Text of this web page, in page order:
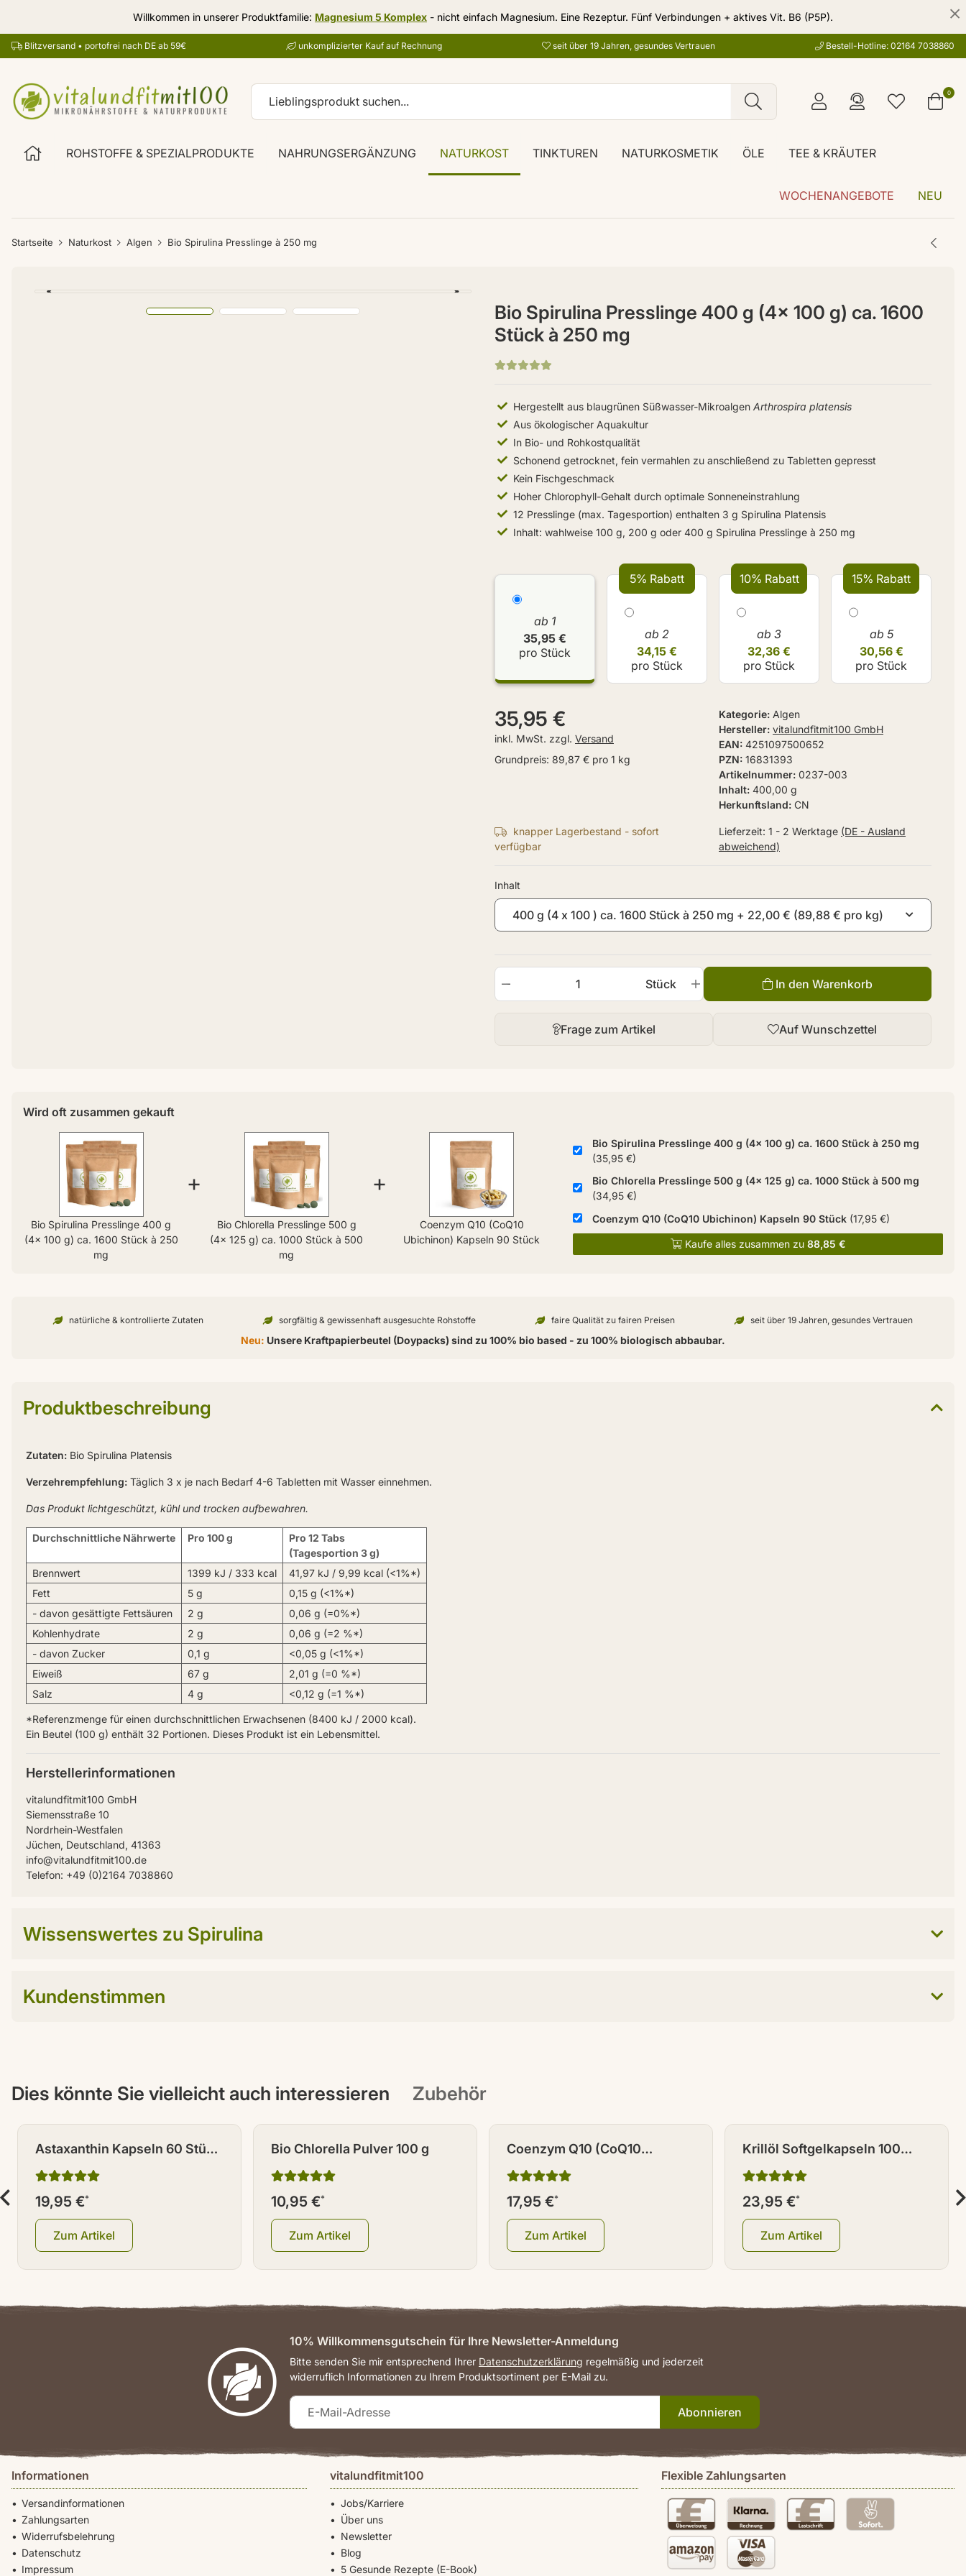
Willkommen in unserer Produktfamilie: Magnesium 5 Komplex - nicht einfach Magnesium. Eine Rezeptur. Fünf Verbindungen + aktives Vit. B6 (P5P).
Blitzversand • portofrei nach DE ab 59€ unkomplizierter Kauf auf Rechnung seit über 19 Jahren, gesundes Vertrauen Bestell-Hotline: 02164 7038860
ROHSTOFFE & SPEZIALPRODUKTE NAHRUNGSERGÄNZUNG NATURKOST TINKTUREN NATURKOSMETIK ÖLE TEE & KRÄUTER
WOCHENANGEBOTE NEU
0
Startseite Naturkost Algen Bio Spirulina Presslinge à 250 mg
Bio Spirulina Presslinge 400 g (4x 100 g) ca. 1600
Stück à 250 mg
Inhalt 400,00 g
Hersteller vitalundfitmit100 GmbH
Artikelnummer 0237-003
PZN 16831393
EAN 4251097500652
Herkunftsland CN
Kategorie Algen
Hergestellt aus blaugrünen Süßwasser-Mikroalgen Arthrospira platensis
Aus ökologischer Aquakultur
In Bio- und Rohkostqualität
Schonend getrocknet, fein vermahlen zu anschließend zu Tabletten gepresst
Kein Fischgeschmack
Hoher Chlorophyll-Gehalt durch optimale Sonneneinstrahlung
12 Presslinge (max. Tagesportion) enthalten 3 g Spirulina Platensis
Inhalt: wahlweise 100 g, 200 g oder 400 g Spirulina Presslinge à 250 mg
Inhalt
400 g (4 x 100 ) ca. 1600 Stück à 250 mg + 22,00 € (89,88 € pro kg)
35,95 €
inkl. MwSt. zzgl. Versand
Grundpreis: 89,87 € pro 1 kg
Frage zum Artikel Auf Wunschzettel
Stück In den Warenkorb
knapper Lagerbestand - sofort
verfügbar
Lieferzeit: 1 - 2 Werktage (DE - Ausland
abweichend)
ab 1
35,95 €
pro Stück
5% Rabatt
ab 2
34,15 €
pro Stück
10% Rabatt
ab 3
32,36 €
pro Stück
15% Rabatt
ab 5
30,56 €
pro Stück
Wird oft zusammen gekauft
Bio Spirulina Presslinge 400 g
(4x 100 g) ca. 1600 Stück à 250
mg
+
Bio Chlorella Presslinge 500 g
(4x 125 g) ca. 1000 Stück à 500
mg
+
Coenzym Q10 (CoQ10
Ubichinon) Kapseln 90 Stück
Bio Spirulina Presslinge 400 g (4x 100 g) ca. 1600 Stück à 250 mg
(35,95 €)
Bio Chlorella Presslinge 500 g (4x 125 g) ca. 1000 Stück à 500 mg
(34,95 €)
Coenzym Q10 (CoQ10 Ubichinon) Kapseln 90 Stück (17,95 €)
Kaufe alles zusammen zu 88,85 €
natürliche & kontrollierte Zutaten sorgfältig & gewissenhaft ausgesuchte Rohstoffe faire Qualität zu fairen Preisen seit über 19 Jahren, gesundes Vertrauen
Neu: Unsere Kraftpapierbeutel (Doypacks) sind zu 100% bio based - zu 100% biologisch abbaubar.
Produktbeschreibung
Zutaten: Bio Spirulina Platensis
Verzehrempfehlung: Täglich 3 x je nach Bedarf 4-6 Tabletten mit Wasser einnehmen.
Das Produkt lichtgeschützt, kühl und trocken aufbewahren.
Durchschnittliche Nährwerte Pro 100 g
Pro 12 Tabs
(Tagesportion 3 g)
Brennwert
1399 kJ / 333 kcal
41,97 kJ / 9,99 kcal (<1%*)
Fett
5 g
0,15 g (<1%*)
- davon gesättigte Fettsäuren
2 g
0,06 g (=0%*)
Kohlenhydrate
2 g
0,06 g (=2 %*)
- davon Zucker
0,1 g
<0,05 g (<1%*)
Eiweiß
67 g
2,01 g (=0 %*)
Salz
4 g <0,12 g (=1 %*)
*Referenzmenge für einen durchschnittlichen Erwachsenen (8400 kJ / 2000 kcal).
Ein Beutel (100 g) enthält 32 Portionen. Dieses Produkt ist ein Lebensmittel.
Herstellerinformationen
vitalundfitmit100 GmbH
Siemensstraße 10
Nordrhein-Westfalen
Jüchen, Deutschland, 41363
info@vitalundfitmit100.de
Telefon: +49 (0)2164 7038860
Wissenswertes zu Spirulina
Kundenstimmen
Dies könnte Sie vielleicht auch interessieren Zubehör
Astaxanthin Kapseln 60 Stück
à 4 mg
19,95 €*
Zum Artikel
Bio Chlorella Pulver 100 g
10,95 €*
Zum Artikel
Coenzym Q10 (CoQ10
Ubichinon) Kapseln 90 Stück
17,95 €*
Zum Artikel
Krillöl Softgelkapseln 100
Stück
23,95 €*
Zum Artikel
Informationen
Versandinformationen
Zahlungsarten
Widerrufsbelehrung
Datenschutz
Impressum
vitalundfitmit100
Jobs/Karriere
Über uns
Newsletter
Blog
5 Gesunde Rezepte (E-Book)
Flexible Zahlungsarten
10% Willkommensgutschein für Ihre Newsletter-Anmeldung
Bitte senden Sie mir entsprechend Ihrer Datenschutzerklärung regelmäßig und jederzeit
widerruflich Informationen zu Ihrem Produktsortiment per E-Mail zu.
Abonnieren